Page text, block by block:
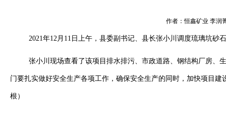
作者：恒鑫矿业 李润
2021年12月 11 日上午，县委副书记、县长张小川调度琉璃坑砂
张小川现场查看了该项目排水排污、市政道路、钢结构厂房、
门要扎实做好安全生产各项工作，确保安全生产的同时，加快项目
根）